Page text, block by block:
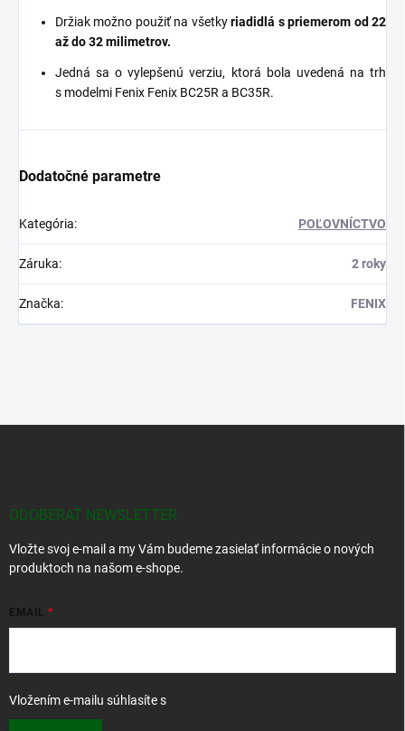
Držiak možno použiť na všetky riadidlá s priemerom od 22
až do 32 milimetrov.
Jedná sa o vylepšenú verziu, ktorá bola uvedená na trh
s modelmi Fenix Fenix BC25Ra BC35R.
Dodatočné parametre
Kategória: POĽOVNÍCTVO
Záruka: 2 roky
Značka: FENIX
ODOBERAŤ NEWSLETTER
Vložte svoj e-mail a my Vám budeme zasielať informácie o nových
produktoch na našom e-shope.
EMAIL
Vložením e-mailu súhlasíte s